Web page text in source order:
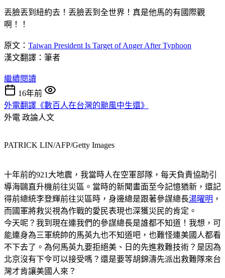
丟臉丟到紐約去！丟臉丟到全世界！真是他馬的有國際觀
啊！！
原文： Taiwan President Is Target of Anger After Typhoon
漢文翻譯：筆者
繼續閱讀
16年前
外電翻譯《數百人在台灣的颱風中生還》
外電 政論人文
PATRICK LIN/AFP/Getty Images
十年前的921大地震，我當時人在空軍部隊，每天負責協助引
導海鷗直升機前往災區。當時的新聞畫面至今記憶猶新，還記
得前總統李登輝前往災區時，身邊總是跟著參謀總長湯曜明 ，
而國軍將救災視為作戰的愛民表現也深獲災民的肯定。
今天呢？我到現在連我們的參謀總長是誰都不知道！我想，可
能連身為三軍統帥的馬英九也不知道吧，也難怪連美國人都看
不下去了。為何馬英九要拒絕美、日的先進救難技術？是因為
北京沒有下令可以接受嗎？還是要等胡錦濤先派出救難隊來台
灣才肯讓美國人來？